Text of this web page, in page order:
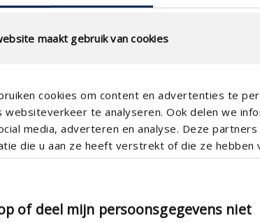
maakt gebruik van cookies
cookies om content en advertenties te
websiteverkeer te analyseren. Ook delen we
media, adverteren en analyse. Deze
die u aan ze heeft verstrekt of die ze hebben
of deel mijn persoonsgegevens niet